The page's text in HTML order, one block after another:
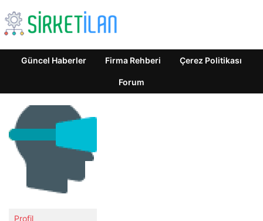
Güncel Haberler Firma Rehberi Çerez Politikası
Forum
Profil